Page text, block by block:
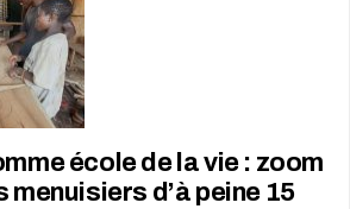
école de la vie : zoom
menuisiers d’à peine 15